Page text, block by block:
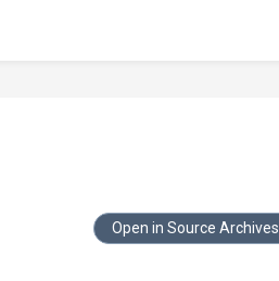
Open in Source Archives